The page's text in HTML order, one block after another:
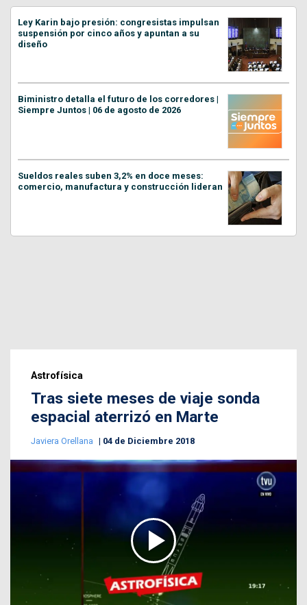
Ley Karin bajo presión: congresistas impulsan
suspensión por cinco años y apuntan a su
diseño
Biministro detalla el futuro de los corredores |
Siempre Juntos | 06 de agosto de 2026
Sueldos reales suben 3,2% en doce meses:
comercio, manufactura y construcción lideran
Astrofísica
Tras siete meses de viaje sonda
espacial aterrizó en Marte
Javiera Orellana 04 de Diciembre 2018